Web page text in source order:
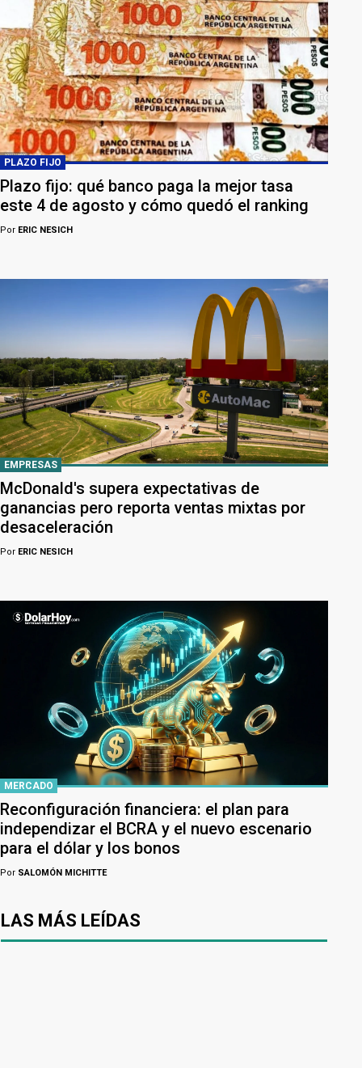
PLAZO FIJO
Plazo fijo: qué banco paga la mejor tasa
este 4 de agosto y cómo quedó el ranking
Por ERIC NESICH
EMPRESAS
McDonald's supera expectativas de
ganancias pero reporta ventas mixtas por
desaceleración
Por ERIC NESICH
MERCADO
Reconfiguración financiera: el plan para
independizar el BCRA y el nuevo escenario
para el dólar y los bonos
Por SALOMÓN MICHITTE
LAS MÁS LEÍDAS